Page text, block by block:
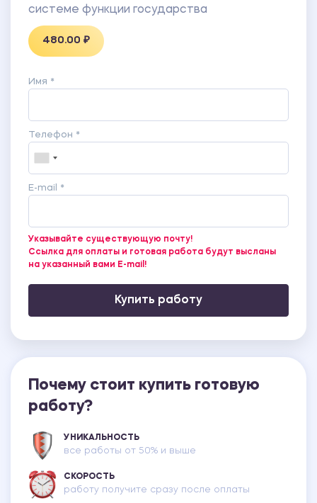
системе функции государства
480.00 ₽
Имя *
Телефон *
E-mail *
Указывайте существующую почту!
Ссылка для оплаты и готовая работа будут высланы
на указанный вами E-mail!
Купить работу
Почему стоит купить готовую
работу?
УНИКАЛЬНОСТЬ
все работы от 50% и выше
СКОРОСТЬ
работу получите сразу после оплаты